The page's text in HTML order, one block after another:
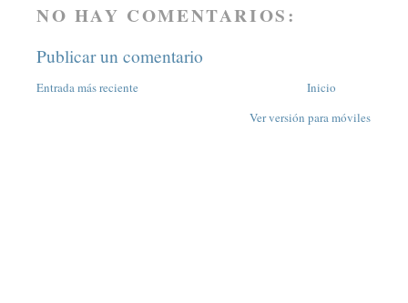
NO HAY COMENTARIOS:
Publicar un comentario
Entrada más reciente
Inicio
Ver versión para móviles